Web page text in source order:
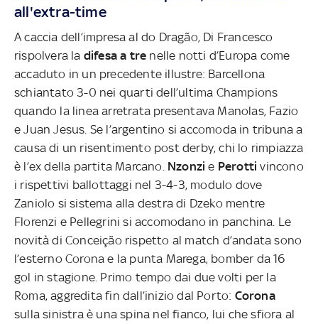
all'extra-time
A caccia dell’impresa al do Dragão, Di Francesco
rispolvera la difesa a tre nelle notti d’Europa come
accaduto in un precedente illustre: Barcellona
schiantato 3-0 nei quarti dell’ultima Champions
quando la linea arretrata presentava Manolas, Fazio
e Juan Jesus. Se l’argentino si accomoda in tribuna a
causa di un risentimento post derby, chi lo rimpiazza
è l’ex della partita Marcano. Nzonzi e Perotti vincono
i rispettivi ballottaggi nel 3-4-3, modulo dove
Zaniolo si sistema alla destra di Dzeko mentre
Florenzi e Pellegrini si accomodano in panchina. Le
novità di Conceição rispetto al match d’andata sono
l’esterno Corona e la punta Marega, bomber da 16
gol in stagione. Primo tempo dai due volti per la
Roma, aggredita fin dall’inizio dal Porto: Corona
sulla sinistra è una spina nel fianco, lui che sfiora al